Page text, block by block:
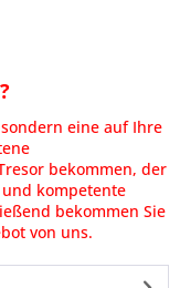
eine auf Ihre
bekommen, der
kompetente
bekommen Sie
von uns.